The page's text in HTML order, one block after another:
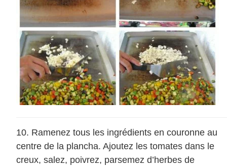
Ramenez tous les ingrédients en couronne au
centre de la plancha. Ajoutez les tomates dans le
creux, salez, poivrez, parsemez d’herbes de